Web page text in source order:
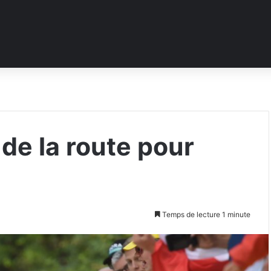
la route pour
Temps de lecture 1 minute